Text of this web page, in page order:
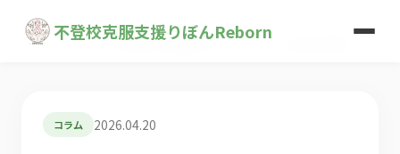
不登校克服支援りぼんReborn
ホーム > ブログ >小児科医の家庭事情 うちの子も不登校予備軍
コラム 2026.04.20